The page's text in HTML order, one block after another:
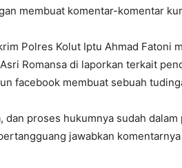
membuat komentar-komentar
Polres Kolut Iptu Ahmad Fatoni
Romansa di laporkan terkait
facebook membuat sebuah
dan proses hukumnya sudah
jawabkan